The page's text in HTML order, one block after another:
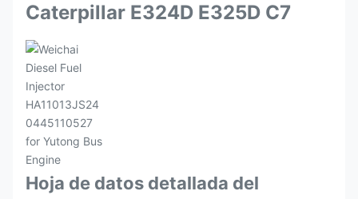
Caterpillar E324D E325D C7
Hoja de datos detallada del